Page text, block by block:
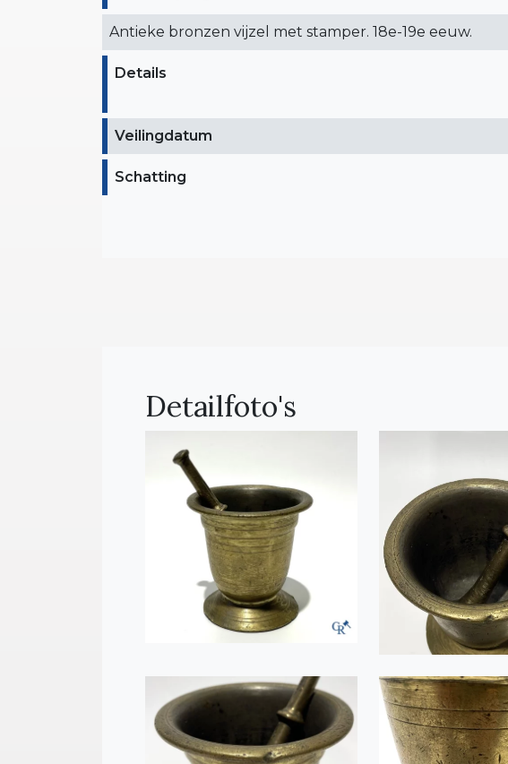
Antieke bronzen vijzel met stamper. 18e-19e eeuw.
Details
Veilingdatum
Schatting
Detailfoto's